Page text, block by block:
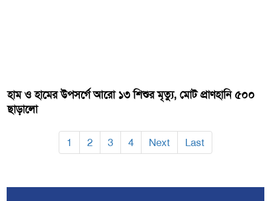
হাম ও হামের উপসর্গে আরো ১৩ শিশুর মৃত্যু, মোট প্রাণহানি ৫০০
ছাড়ালো
1 2 3 4 Next Last